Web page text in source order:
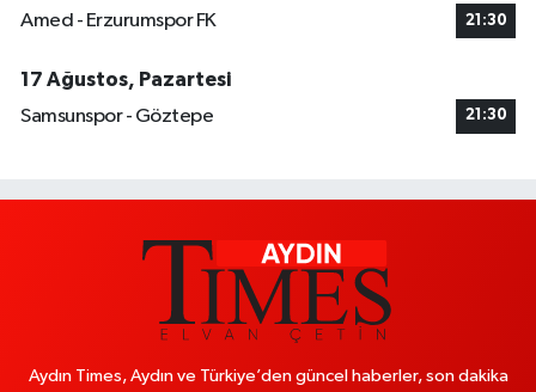
Amed - Erzurumspor FK 21:30
17 Ağustos, Pazartesi
Samsunspor - Göztepe
21:30
Aydın Times, Aydın ve Türkiye’den güncel haberler, son dakika